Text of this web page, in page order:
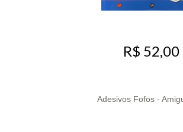
R$ 52,00
Adesivos Fofos -